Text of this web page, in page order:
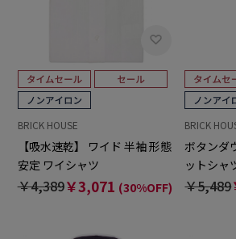
BRICK HOUSE
【吸水速乾】 ワイド 半袖 形態
安定 ワイシャツ
￥4,389￥3,071 (30%OFF)
BRICK
ボタンダ
ットシャ
￥5,489